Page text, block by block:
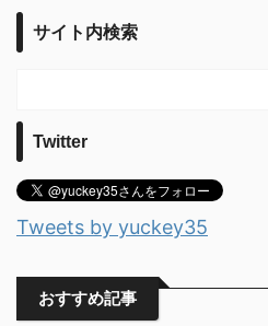
サイト内検索
Twitter
Tweets by yuckey35
おすすめ記事